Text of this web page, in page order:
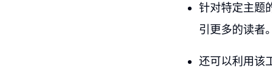
针对特定主题
引更多的读者。
还可以利用该